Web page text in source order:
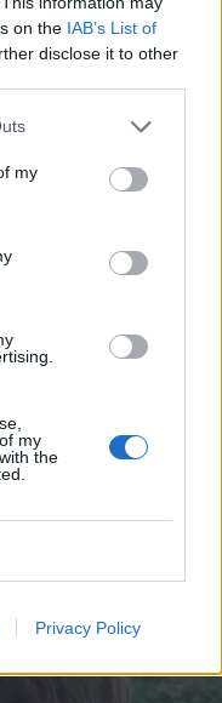
on the IAB’s List of
disclose it to other
my
my
the
Privacy Policy